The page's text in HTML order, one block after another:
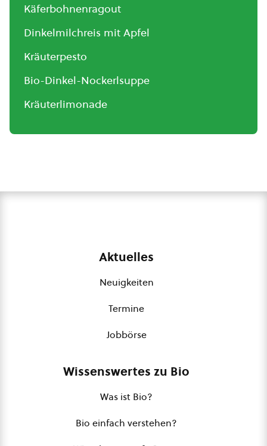
Käferbohnenragout
Dinkelmilchreis mit Apfel
Kräuterpesto
Bio-Dinkel-Nockerlsuppe
Kräuterlimonade
Aktuelles
Neuigkeiten
Termine
Jobbörse
Wissenswertes zu Bio
Was ist Bio?
Bio einfach verstehen?